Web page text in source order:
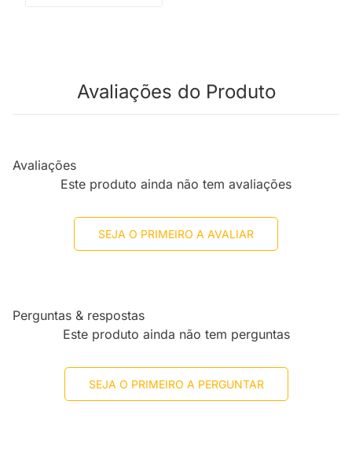
Avaliações do Produto
Avaliações
Este produto ainda não tem avaliações
SEJA O PRIMEIRO A AVALIAR
Perguntas & respostas
Este produto ainda não tem perguntas
SEJA O PRIMEIRO A PERGUNTAR